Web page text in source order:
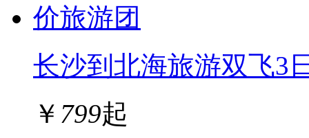
长沙到北海旅游双飞3
￥ 799起